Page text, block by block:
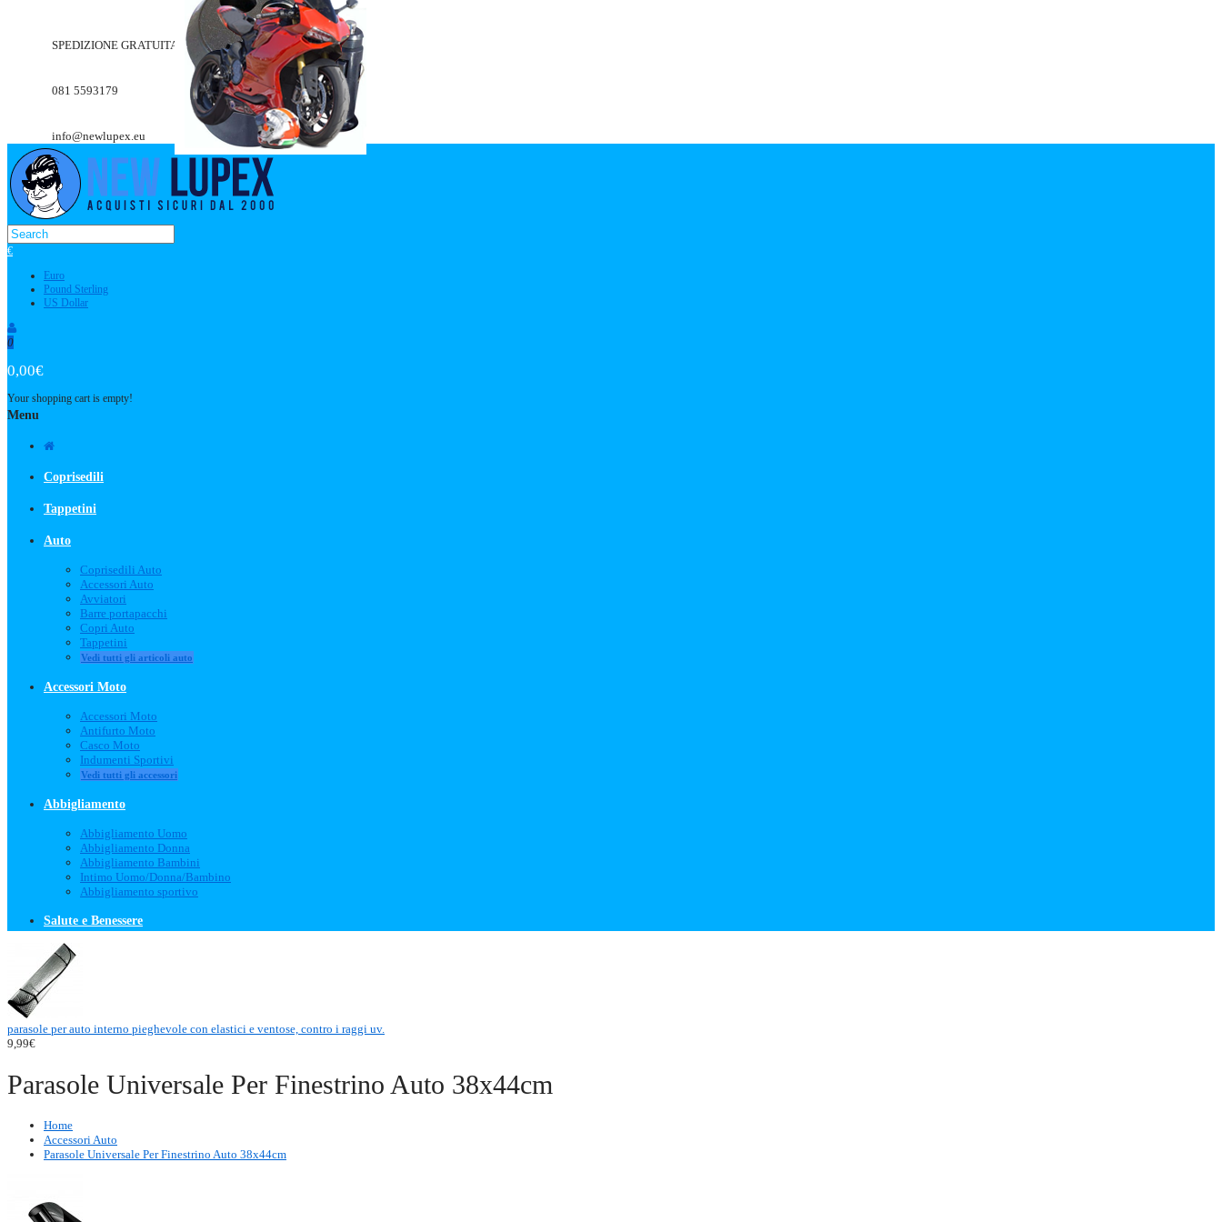
SPEDIZIONE GRATUITA A PARTIRE DA 49.90€
081 5593179
info@newlupex.eu
€
Euro
Pound Sterling
US Dollar
0
0,00€
Your shopping cart is empty!
Menu
Coprisedili
Tappetini
Auto
Coprisedili Auto
Accessori Auto
Avviatori
Barre portapacchi
Copri Auto
Tappetini
Vedi tutti gli articoli auto
Accessori Moto
Accessori Moto
Antifurto Moto
Casco Moto
Indumenti Sportivi
Vedi tutti gli accessori
Abbigliamento
Abbigliamento Uomo
Abbigliamento Donna
Abbigliamento Bambini
Intimo Uomo/Donna/Bambino
Abbigliamento sportivo
Salute e Benessere
parasole per auto interno pieghevole con elastici e ventose, contro i raggi uv.
9,99€
Parasole Universale Per Finestrino Auto 38x44cm
Home
Accessori Auto
Parasole Universale Per Finestrino Auto 38x44cm